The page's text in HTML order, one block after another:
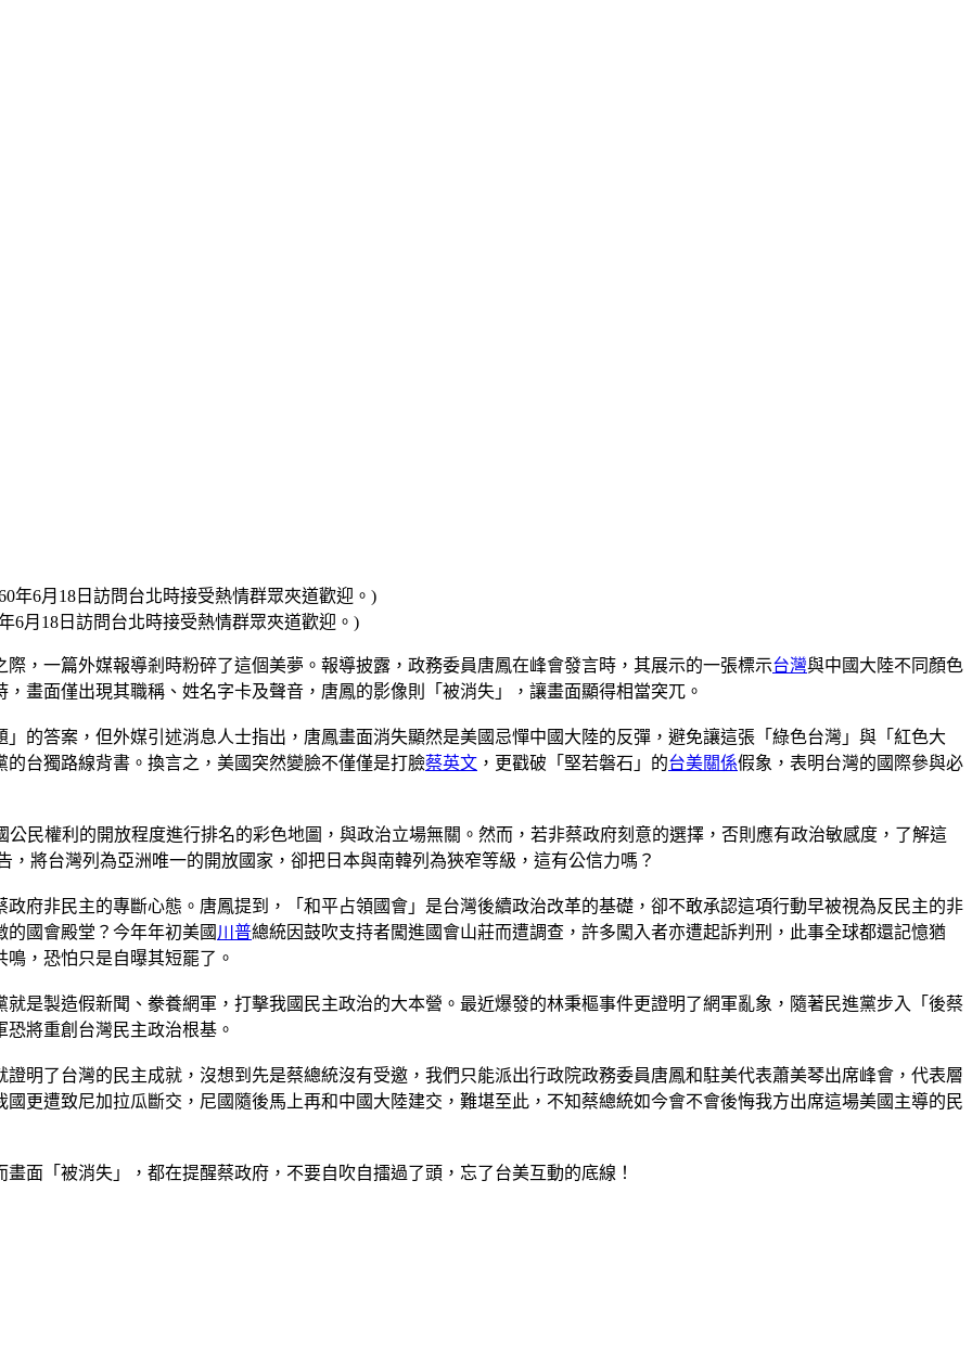
6月18日訪問台北時接受熱情群眾夾道歡迎。)
際，一篇外媒報導剎時粉碎了這個美夢。報導披露，政務委員唐鳳在峰會發言時，其展示的一張標示台灣與中國大陸不同顏色
畫面僅出現其職稱、姓名字卡及聲音，唐鳳的影像則「被消失」，讓畫面顯得相當突兀。
的答案，但外媒引述消息人士指出，唐鳳畫面消失顯然是美國忌憚中國大陸的反彈，避免讓這張「綠色台灣」與「紅色大
台獨路線背書。換言之，美國突然變臉不僅僅是打臉蔡英文 ，更戳破「堅若磐石」的台美關係假象，表明台灣的國際參與必
民權利的開放程度進行排名的彩色地圖，與政治立場無關。然而，若非蔡政府刻意的選擇，否則應有政治敏感度，了解這
將台灣列為亞洲唯一的開放國家，卻把日本與南韓列為狹窄等級，這有公信力嗎？
府非民主的專斷心態。唐鳳提到，「和平占領國會」是台灣後續政治改革的基礎，卻不敢承認這項行動早被視為反民主的非
國會殿堂？今年年初美國 川普總統因鼓吹支持者闖進國會山莊而遭調查，許多闖入者亦遭起訴判刑，此事全球都還記憶猶
，恐怕只是自曝其短罷了。
是製造假新聞、豢養網軍，打擊我國民主政治的大本營。最近爆發的林秉樞事件更證明了網軍亂象，隨著民進黨步入「後蔡
將重創台灣民主政治根基。
明了台灣的民主成就，沒想到先是蔡總統沒有受邀，我們只能派出行政院政務委員唐鳳和駐美代表蕭美琴出席峰會，代表層
更遭致尼加拉瓜斷交，尼國隨後馬上再和中國大陸建交，難堪至此，不知蔡總統如今會不會後悔我方出席這場美國主導的民
面「被消失」，都在提醒蔡政府，不要自吹自擂過了頭，忘了台美互動的底線！